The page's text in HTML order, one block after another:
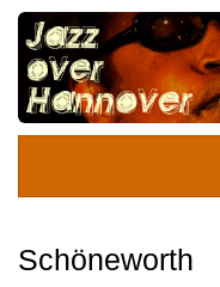
Schöneworth